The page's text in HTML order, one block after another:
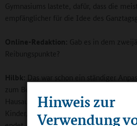
Hinweis zur
Verwendung
Gymnasiums lastete, dafür, dass die
empfänglicher für die Idee des
Online-Redaktion: Gab es in dem
Reibungspunkte?
Hilbk: Das war schon ein ständiger
zum Beispiel sehr gespannt, wie im
Hausaufgabenkonzept gearbeitet wird.
Kinder, deren Tag bei uns um 7.45 Uhr